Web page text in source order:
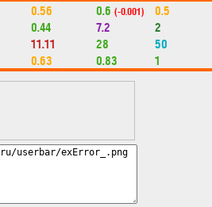
0.56 0.6 (-0.001) 0.5
0.44 7.2 2
11.11 28 50
0.63 0.83 1